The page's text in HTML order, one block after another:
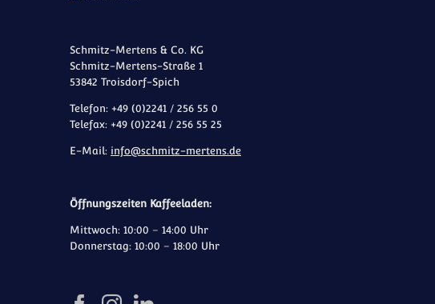
Schmitz-Mertens & Co. KG
Schmitz-Mertens-Straße 1
53842 Troisdorf-Spich
Telefon: +49 (0)2241 / 256 55 0
Telefax: +49 (0)2241 / 256 55 25
E-Mail: info@schmitz-mertens.de
Öffnungszeiten Kaffeeladen:
Mittwoch: 10:00 – 14:00 Uhr
Donnerstag: 10:00 – 18:00 Uhr